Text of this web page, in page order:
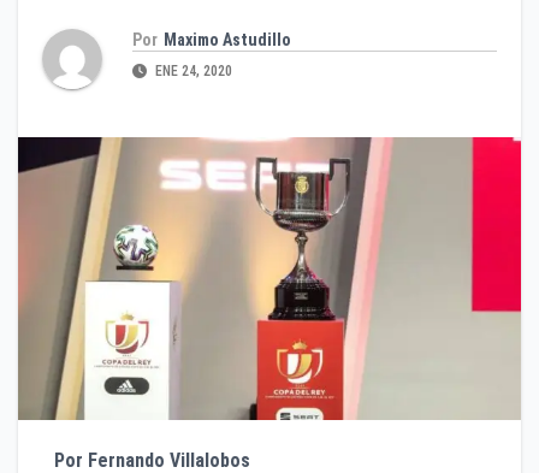
Por Maximo Astudillo
ENE 24, 2020
Por Fernando Villalobos